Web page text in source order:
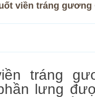
viền tráng gương
tráng
lưng